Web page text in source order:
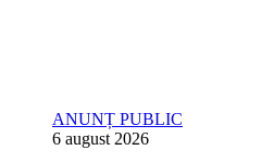
ANUNȚ PUBLIC
6 august 2026